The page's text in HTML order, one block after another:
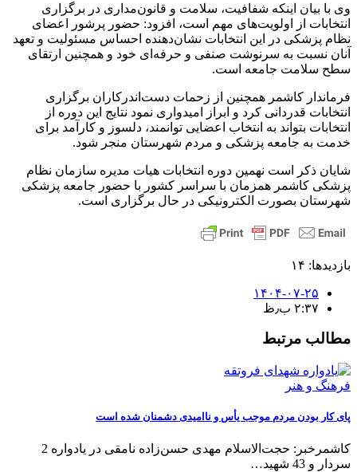
وی با بیان اینکه شفافیت، سلامت و قانون‌مداری در برگزاری
انتخابات از اولویت‌های مهم است، افزود: حضور پرشور اعضای
نظام پزشکی در این انتخابات نشان‌دهنده احساس مسئولیت و تعهد
آنان نسبت به سرنوشت صنفی و حرفه‌ای خود و همچنین ارتقای
سطح سلامت جامعه است.
فرماندار کاشمر همچنین از زحمات دست‌اندرکاران برگزاری
انتخابات قدردانی کرد و ابراز امیدواری نمود نتایج این دوره از
انتخابات بتواند به انتخاب اعضایی توانمند، دلسوز و کارآمد برای
خدمت به جامعه پزشکی و مردم شهرستان منجر شود.
شایان ذکر است نهمین دوره انتخابات هیات مدیره سازمان نظام
پزشکی کاشمر همزمان با سراسر کشور با حضور جامعه پزشکی
شهرستان بصورت الکترونیکی در حال برگزاری است.
بازدیدها: ۱۴
۱۴۰۴-۰۷-۲۵
۲:۳۷ ب٫ظ
مطالب مرتبط
فرهنگ و هنر
پای کار بودن مردم موجب یأس و ناامیدی دشمنان شده است
کاشمرخبر: حجت‌الاسلام مهدی حسن‌زاده نامقی در یادواره 2
سردار و 43 شهید
…